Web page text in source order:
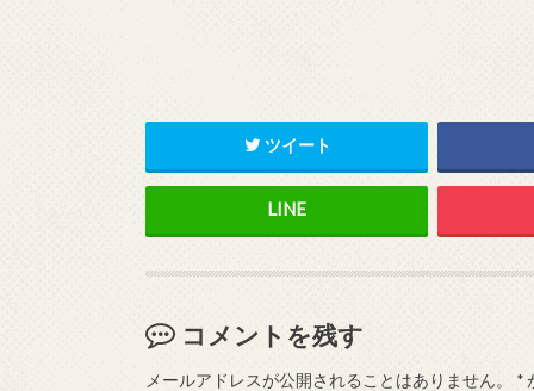
ツイート
コメントを残す
メールアドレスが公開されることはありません。 *